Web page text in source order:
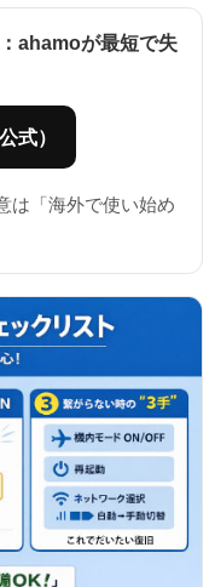
ahamoが最短で失
式）
は「海外で使い始め